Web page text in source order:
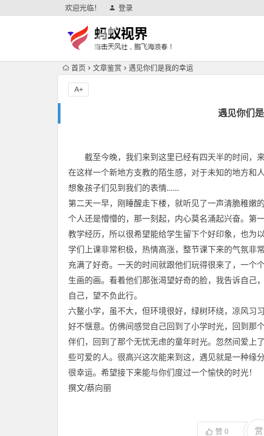
欢迎光临！ 登录
首页 文章鉴赏 遇见你们是我的幸运
遇见你们
A+
截至今晚，我们来到这里已经有四天半的时间，
在这样一个新地方支教的陌生感，对于未知的地方和
想象孩子们见到我们的表情......
第二天一早，刚睡醒走下楼，就听见了一声清脆稚嫩
个人还是懵懵的，那一刻起，内心莫名涌起兴奋。第
教学经历，所以很希望能给学生留下个好印象，也为
学们上课非常积极，热情高涨，整节课下来的气氛非
充满了好奇。一天的时间就跟他们玩得很来了，一个
生画的画。看着他们那张渴望好奇的脸，我告诉自己
自己，望不负此行。
六鳌小学，虽不大，但环境很好，绿树环绕，凉风习
好不惬意。仿佛间感觉自己回到了小学时光，回到那
伴们，回到了那个无忧无虑的童年时光。忽然间爱上
些可爱的人。很高兴这次能来到这，遇见就是一种缘
很幸运。希望接下来能与你们度过一个愉快的时光！
撰文/蔡向丽
赞 0 赏